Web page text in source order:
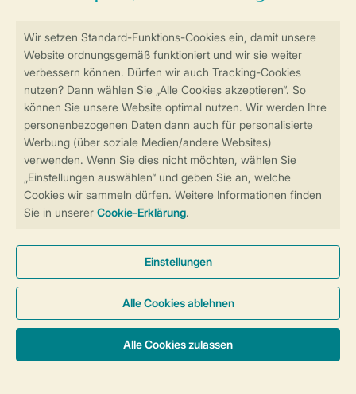
Sicherstellung Deiner Privatsphäre
Sicher und schnell zur Online-Buchung
Sichere Datenübertragung
Sicheres Bezahlen
Cookies und Banner
Barrierefreiheit
© 2026 Landal GreenParks GmbH